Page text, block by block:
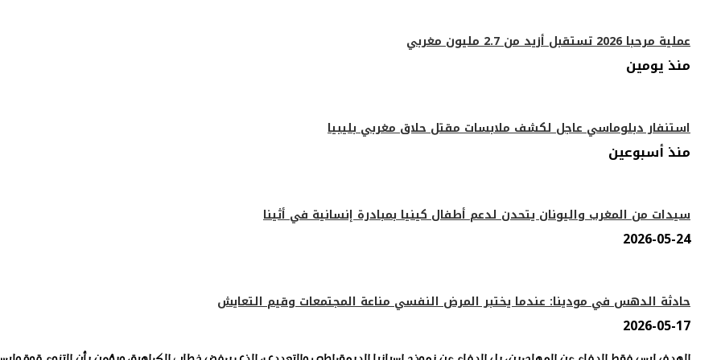
عملية مرحبا 2026 تستقبل أزيد من 2.7 مليون مغربي
منذ يومين
استنفار دبلوماسي عاجل لكشف ملابسات مقتل حلاق مغربي بليبيا
منذ أسبوعين
سيدات من المغرب واليونان يتحدن لدعم أطفال كينيا بمبادرة إنسانية في أثينا
2026-05-24
حادثة الدهس في مودينا: عندما يختبر المرض النفسي مناعة المجتمعات وقيم التعايش
2026-05-17